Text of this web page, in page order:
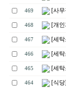
469 [사무
468 [개
467 [세탁
466 [세
465 [세
464 [식당